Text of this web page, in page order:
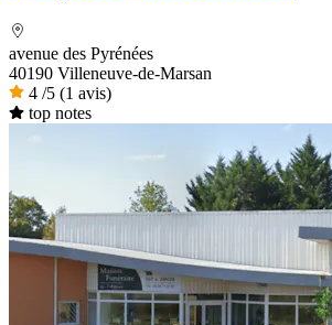
avenue des Pyrénées
40190 Villeneuve-de-Marsan
4 /5 (1 avis)
top notes